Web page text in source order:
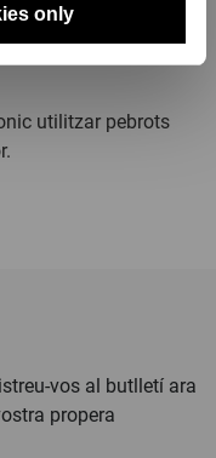
only
a la superfície,
rúcula o altres
utilitzar pebrots
vos al butlletí ara
propera